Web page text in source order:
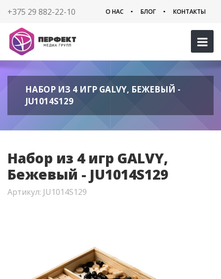
+375 29 882-22-10 О НАС БЛОГ КОНТАКТЫ
НАБОР ИЗ 4 ИГР GALVY, БЕЖЕВЫЙ -
JU1014S129
Набор из 4 игр GALVY,
Бежевый - JU1014S129
Артикул: JU1014S129